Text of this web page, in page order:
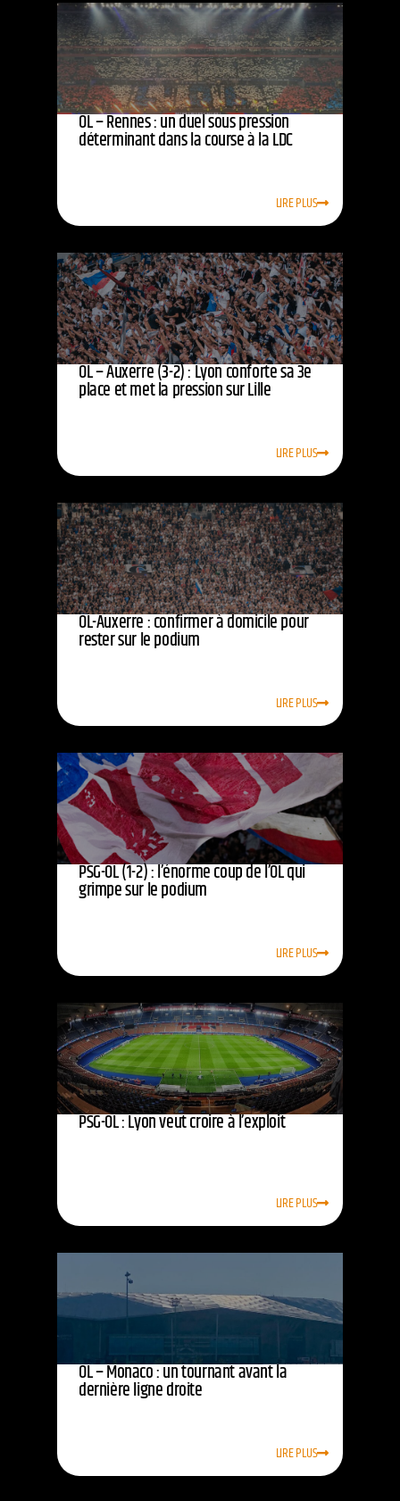
OL – Rennes : un duel sous pression
déterminant dans la course à la LDC
LIRE PLUS
OL – Auxerre (3-2) : Lyon conforte sa 3e
place et met la pression sur Lille
LIRE PLUS
OL-Auxerre : confirmer à domicile pour
rester sur le podium
LIRE PLUS
PSG-OL (1-2) : l’énorme coup de l’OL qui
grimpe sur le podium
LIRE PLUS
PSG-OL : Lyon veut croire à l’exploit
LIRE PLUS
OL – Monaco : un tournant avant la
dernière ligne droite
LIRE PLUS